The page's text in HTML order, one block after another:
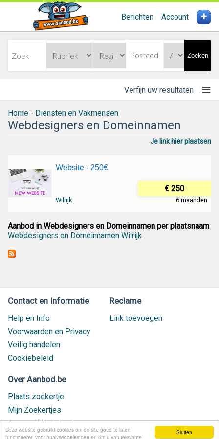
Sluiten
Deze website gebruikt cookies om de site goed te laten
functioneren voor analysedoeleinden en om u van relevante
Berichten Account +
Zoeken
Verfijn uw resultaten
Home - Diensten en Vakmensen
Webdesigners en Domeinnamen
Je link hier plaatsen
Website - 250€
€ 250
Wilrijk 6 maanden
Aanbod in Webdesigners en Domeinnamen per plaatsnaam
Webdesigners en Domeinnamen Wilrijk
Contact en Informatie
Help en Info
Voorwaarden en Privacy
Veilig handelen
Cookiebeleid
Reclame
Link toevoegen
Over Aanbod.be
Plaats zoekertje
Mijn Zoekertjes
Contact / Helpdesk
Nieuw geplaatst